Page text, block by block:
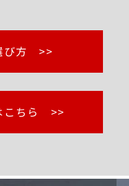
び方 >>
こちら >>